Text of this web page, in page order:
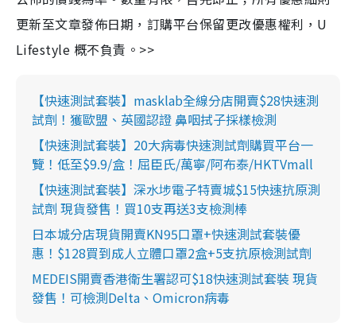
更新至文章發佈日期，訂購平台保留更改優惠權利，U
Lifestyle 概不負責。>>
【快速測試套裝】masklab全線分店開賣$28快速測
試劑！獲歐盟、英國認證 鼻咽拭子採樣檢測
【快速測試套裝】20大病毒快速測試劑購買平台一
覽！低至$9.9/盒！屈臣氏/萬寧/阿布泰/HKTVmall
【快速測試套裝】深水埗電子特賣城$15快速抗原測
試劑 現貨發售！買10支再送3支檢測棒
日本城分店現貨開賣KN95口罩+快速測試套裝優
惠！$128買到成人立體口罩2盒+5支抗原檢測試劑
MEDEIS開賣香港衛生署認可$18快速測試套裝 現貨
發售！可檢測Delta、Omicron病毒